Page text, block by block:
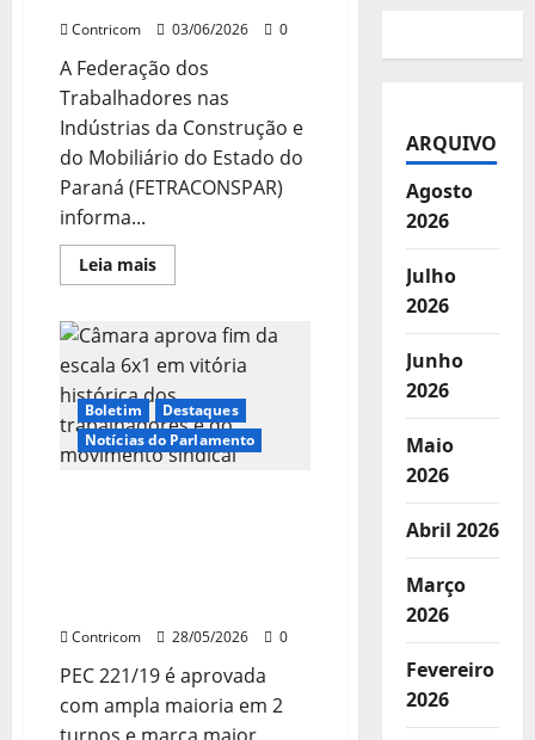
Contricom 03/06/2026 0
A Federação dos
Trabalhadores nas
Indústrias da Construção e
do Mobiliário do Estado do
Paraná (FETRACONSPAR)
informa...
Leia maisLeia
mais
participa
da
coordenação
de
10
eleições
de
sindicatos
em
Boletim
Destaques
Notícias do Parlamento
Contricom 28/05/2026 0
PEC 221/19 é aprovada
com ampla maioria em 2
ARQUIVO
Agosto
2026
Julho
2026
Junho
2026
Maio
2026
Abril 2026
Março
2026
Fevereiro
2026